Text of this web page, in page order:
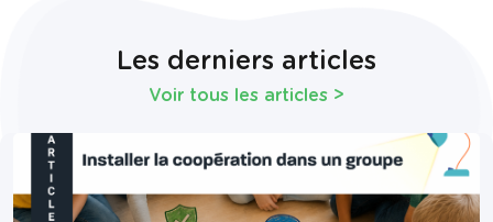
Les derniers articles
Voir tous les articles >